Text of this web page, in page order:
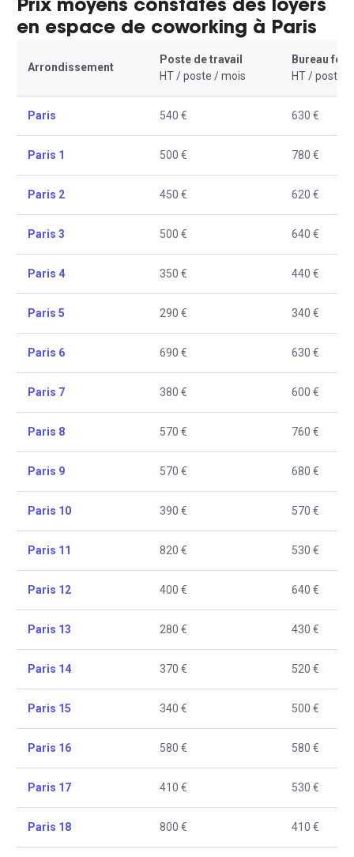
Prix moyens constatés des loyers
en espace de coworking à Paris
Arrondissement
Poste de travail
HT / poste / mois
Bureau
HT / poste /
Paris 540 € 630 €
Paris 1 500 € 780 €
Paris 2 450 € 620 €
Paris 3 500 € 640 €
Paris 4 350 € 440 €
Paris 5 290 € 340 €
Paris 6 690 € 630 €
Paris 7 380 € 600 €
Paris 8 570 € 760 €
Paris 9 570 € 680 €
Paris 10 390 € 570 €
Paris 11 820 € 530 €
Paris 12 400 € 640 €
Paris 13 280 € 430 €
Paris 14 370 € 520 €
Paris 15 340 € 500 €
Paris 16 580 € 580 €
Paris 17 410 € 530 €
Paris 18 800 € 410 €